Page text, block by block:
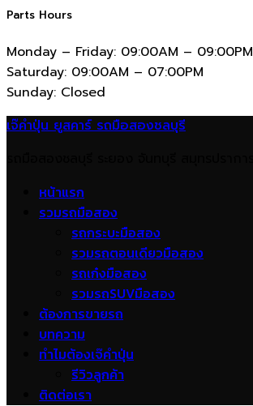
Parts Hours
Monday – Friday: 09:00AM – 09:00PM
Saturday: 09:00AM – 07:00PM
Sunday: Closed
เจ๊คำปุ่น ยูสคาร์ รถมือสองชลบุรี
หน้าแรก
รวมรถมือสอง
รถกระบะมือสอง
รวมรถตอนเดียวมือสอง
รถเก๋งมือสอง
รวมรถSUVมือสอง
ต้องการขายรถ
บทความ
ทำไมต้องเจ๊คำปุ่น
รีวิวลูกค้า
ติดต่อเรา